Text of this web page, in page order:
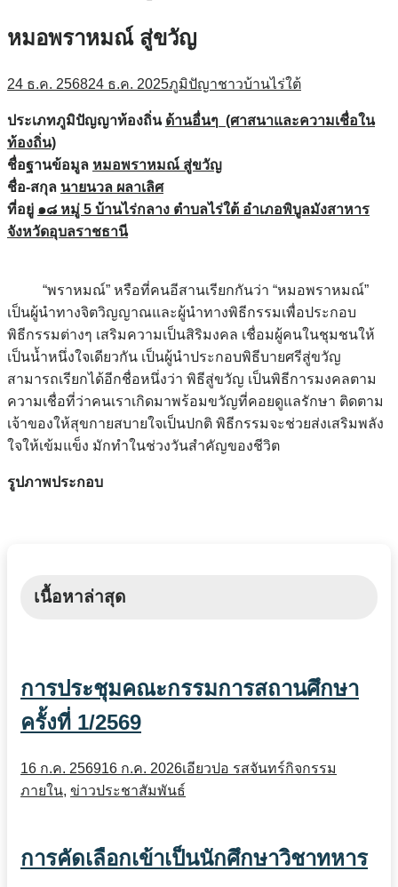
หมอพราหมณ์ สู่ขวัญ
24 ธ.ค. 256824 ธ.ค. 2025ภูมิปัญาชาวบ้านไร่ใต้
ประเภทภูมิปัญญาท้องถิ่น ด้านอื่นๆ (ศาสนาและความเชื่อใน
ท้องถิ่น)
ชื่อฐานข้อมูล หมอพราหมณ์ สู่ขวัญ
ชื่อ-สกุล นายนวล ผลาเลิศ
ที่อยู่ ๑๘ หมู่ 5 บ้านไร่กลาง ตำบลไร่ใต้ อำเภอพิบูลมังสาหาร
จังหวัดอุบลราชธานี
“พราหมณ์” หรือที่คนอีสานเรียกกันว่า “หมอพราหมณ์”
เป็นผู้นำทางจิตวิญญาณและผู้นำทางพิธีกรรมเพื่อประกอบ
พิธีกรรมต่างๆ เสริมความเป็นสิริมงคล เชื่อมผู้คนในชุมชนให้
เป็นน้ำหนึ่งใจเดียวกัน เป็นผู้นำประกอบพิธีบายศรีสู่ขวัญ
สามารถเรียกได้อีกชื่อหนึ่งว่า พิธีสู่ขวัญ เป็นพิธีการมงคลตาม
ความเชื่อที่ว่าคนเราเกิดมาพร้อมขวัญที่คอยดูแลรักษา ติดตาม
เจ้าของให้สุขกายสบายใจเป็นปกติ พิธีกรรมจะช่วยส่งเสริมพลัง
ใจให้เข้มแข็ง มักทำในช่วงวันสำคัญของชีวิต
รูปภาพประกอบ
เนื้อหาล่าสุด
การประชุมคณะกรรมการสถานศึกษา
ครั้งที่ 1/2569
16 ก.ค. 256916 ก.ค. 2026เอียวปอ รสจันทร์กิจกรรม
ภายใน, ข่าวประชาสัมพันธ์
การคัดเลือกเข้าเป็นนักศึกษาวิชาทหาร